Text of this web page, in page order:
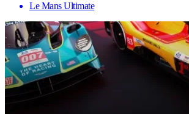
Le Mans Ultimate